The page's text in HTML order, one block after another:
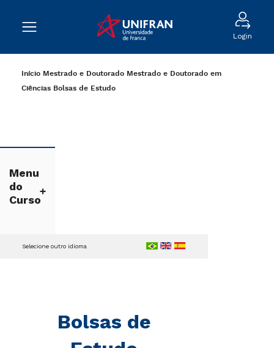
Login
Início Mestrado e Doutorado Mestrado e Doutorado em
Ciências Bolsas de Estudo
Menu
do
Curso
Bolsas de
Selecione outro idioma